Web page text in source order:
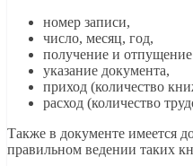
номер записи,
число, месяц, год,
получение и
указание документа,
приход (количество
расход (количество
Также в документе имеется
правильном ведении таких